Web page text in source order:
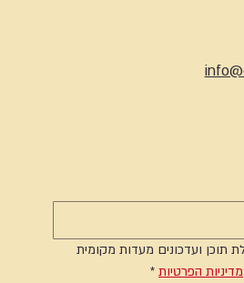
אני מאשר.ת קבלת תוכן ועדכונים מעדות מקומית
מדיניות הפרטיות *